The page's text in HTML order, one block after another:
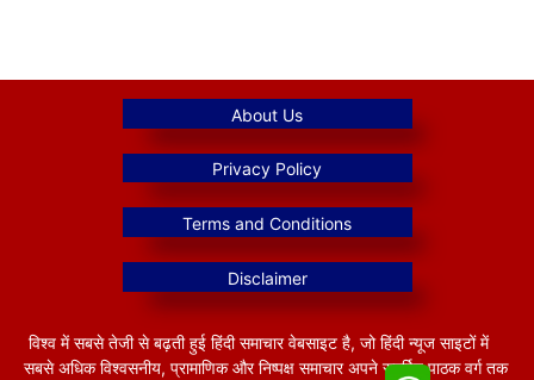
विश्व में सबसे तेजी से बढ़ती हुई हिंदी समाचार वेबसाइट है, जो हिंदी न्यूज साइटों में
सबसे अधिक विश्वसनीय, प्रामाणिक और निष्पक्ष समाचार अपने समर्पित पाठक वर्ग तक